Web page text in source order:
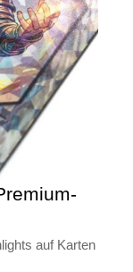
auf Karten